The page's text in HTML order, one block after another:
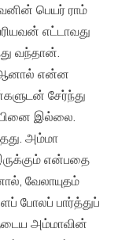
பெயர் ராம்
எட்டாவது
வந்தான்.
ஆனால் என்ன
சேர்ந்து
இல்லை.
அம்மா
என்பதை
வேலாயுதம்
போலப் பார்த்துப்
அம்மாவின்